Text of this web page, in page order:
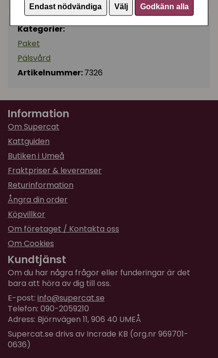
Endast nödvändiga Välj Godkänn alla
Kategorier:
Paket
Pälsvård
Artikelnummer:7326
Information
Om Supercat
Kattguiden
Butiken i Umeå
Fraktpriser & leveranser
Returinformation
Ångra din order
Köpvillkor
Om företaget / Kontakta oss
Om Cookies
Kundtjänst
Om du har några frågor eller funderingar är det
bara att höra av dig till oss.
E-post: info@supercat.se
Telefon: 090-2059210
Adress: Björnvägen 11, 906 40 UMEÅ
Supercat.se drivs av Incrade KB (org.nr 969701-
0636)